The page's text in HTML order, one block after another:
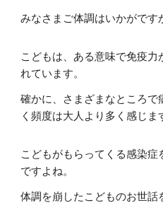
みなさまご体調はいかがです
こどもは、ある意味で免疫
れています。
確かに、さまざまなところで
く頻度は大人より多く感じま
こどもがもらってくる感染
ですよね。
体調を崩したこどものお世